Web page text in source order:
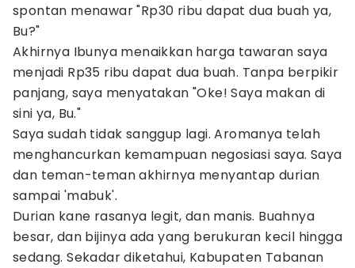
spontan menawar "Rp30 ribu dapat dua buah ya,
Bu?"
Akhirnya Ibunya menaikkan harga tawaran saya
menjadi Rp35 ribu dapat dua buah. Tanpa berpikir
panjang, saya menyatakan "Oke! Saya makan di
sini ya, Bu."
Saya sudah tidak sanggup lagi. Aromanya telah
menghancurkan kemampuan negosiasi saya. Saya
dan teman-teman akhirnya menyantap durian
sampai 'mabuk'.
Durian kane rasanya legit, dan manis. Buahnya
besar, dan bijinya ada yang berukuran kecil hingga
sedang. Sekadar diketahui, Kabupaten Tabanan